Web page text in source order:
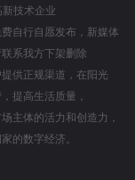
技术企业
自行自愿发布，新媒体
系我方下架删除
供正规渠道，在阳光
提高生活质量，
主体的活力和创造力，
的数字经济。